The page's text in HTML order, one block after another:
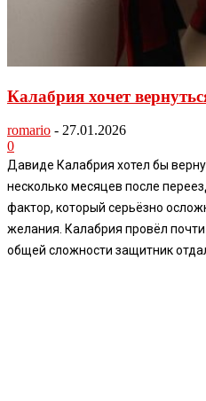
Калабрия хочет
romario - 27.01.2026
0
Давиде Калабрия хотел бы
несколько месяцев после
фактор, который серьёзно
желания. Калабрия провёл
общей сложности защитник